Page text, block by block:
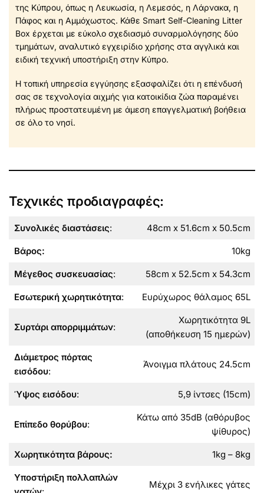
της Κύπρου, όπως η Λευκωσία, η Λεμεσός, η Λάρνακα, η
Πάφος και η Αμμόχωστος. Κάθε Smart Self-Cleaning Litter
Box έρχεται με εύκολο σχεδιασμό συναρμολόγησης δύο
τμημάτων, αναλυτικό εγχειρίδιο χρήσης στα αγγλικά και
ειδική τεχνική υποστήριξη στην Κύπρο.
Η τοπική υπηρεσία εγγύησης εξασφαλίζει ότι η επένδυσή
σας σε τεχνολογία αιχμής για κατοικίδια ζώα παραμένει
πλήρως προστατευμένη με άμεση επαγγελματική βοήθεια
σε όλο το νησί.
Τεχνικές προδιαγραφές:
Συνολικές διαστάσεις: 48cm x 51.6cm x 50.5cm
Βάρος: 10kg
Μέγεθος συσκευασίας: 58cm x 52.5cm x 54.3cm
Εσωτερική χωρητικότητα: Ευρύχωρος θάλαμος 65L
Συρτάρι απορριμμάτων:
Χωρητικότητα 9L
(αποθήκευση 15 ημερών)
Διάμετρος πόρτας
εισόδου:
Άνοιγμα πλάτους 24.5cm
Ύψος εισόδου: 5,9 ίντσες (15cm)
Επίπεδο θορύβου:
Κάτω από 35dB (αθόρυβος
ψίθυρος)
Χωρητικότητα βάρους: 1kg – 8kg
Υποστήριξη πολλαπλών
Μέχρι 3 ενήλικες γάτες